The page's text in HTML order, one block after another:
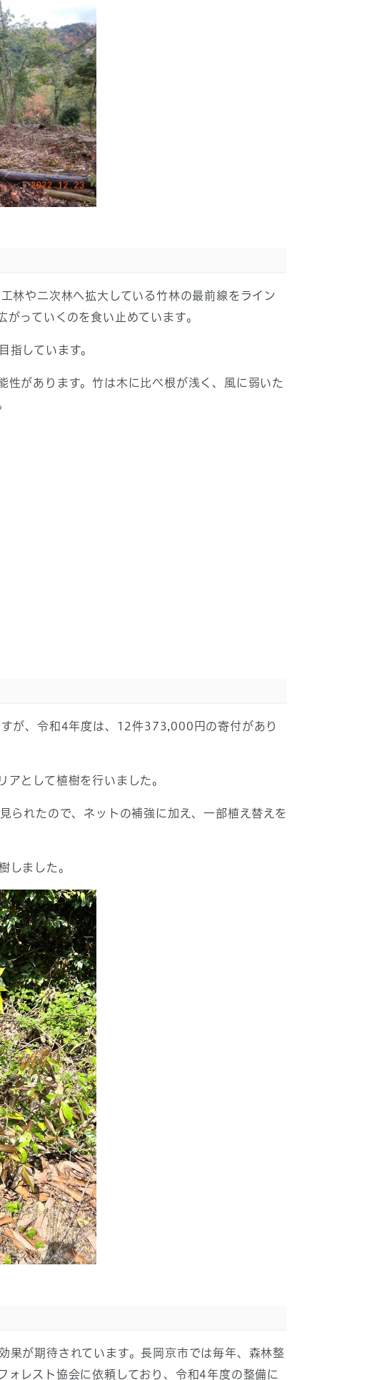
林や二次林へ拡大している竹林の最前線をライン
っていくのを食い止めています。
指しています。
があります。竹は木に比べ根が浅く、風に弱いた
が、令和4年度は、12件373,000円の寄付があり
アとして植樹を行いました。
られたので、ネットの補強に加え、一部植え替えを
しました。
果が期待されています。長岡京市では毎年、森林整
レスト協会に依頼しており、令和4年度の整備に